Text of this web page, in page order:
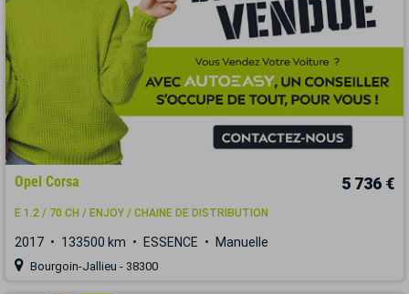
Opel Corsa 5 736 €
E 1.2 / 70 CH / ENJOY / CHAINE DE DISTRIBUTION
2017 133500 km ESSENCE Manuelle
Bourgoin-Jallieu - 38300